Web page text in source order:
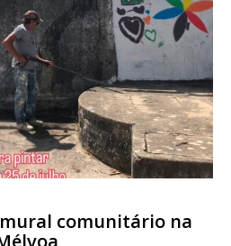
anual
o plano
comunitário na